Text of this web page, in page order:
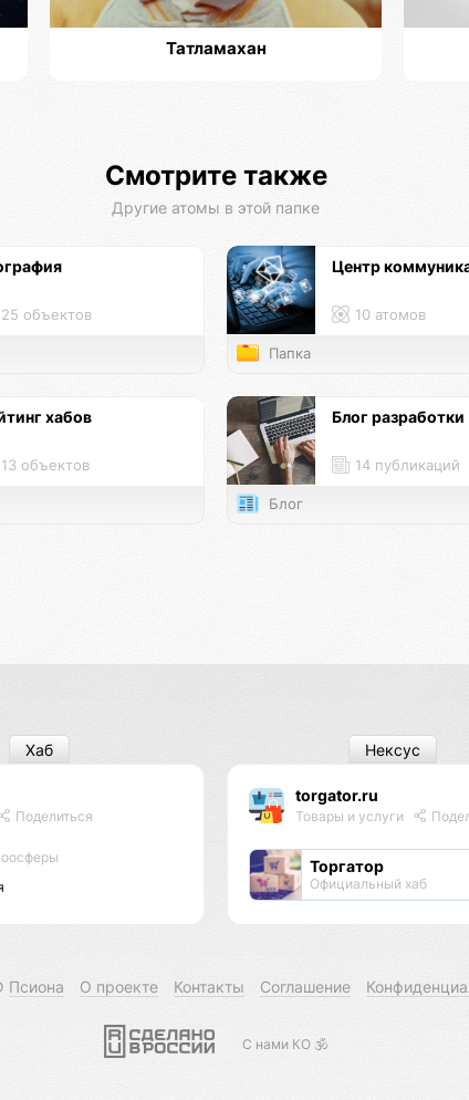
Татламахан
Смотрите также
Другие атомы в этой папке
25 объектов
Центр
10 атомов
Папка
хабов
13 объектов
Блог разработки
14 публикаций
Блог
Поделиться
Хаб
torgator.ru
Товары и услуги
Торгатор
Официальный хаб
Нексус
Псиона О проекте Контакты Соглашение
С нами КО 🕉️